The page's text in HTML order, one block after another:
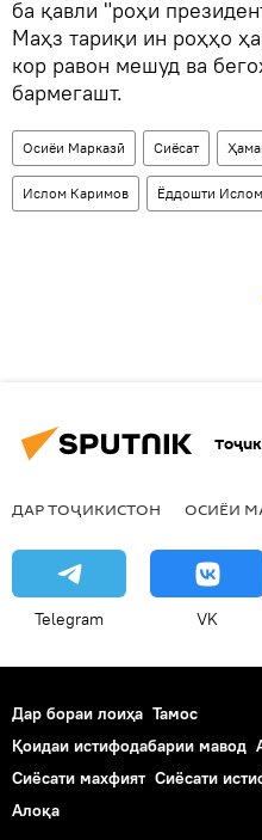
ба қавли "роҳи
Маҳз тариқи ин роҳҳо
кор равон мешуд ва
бармегашт.
Осиёи Марказӣ Сиёсат
Ислом Каримов Ёддошти
ДАР ТОҶИКИСТОН ОСИЁИ
Telegram VK
Дар бораи лоиҳа Тамос
Қоидаи истифодабарии мавод
Сиёсати махфият Сиёсати
Алоқа